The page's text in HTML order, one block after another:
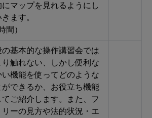
にマップを見れるようにし
ます。
間）
の基本的な操作講習会では
り触れない、しかし便利な
い機能を使ってどのような
ができるか、お役立ち機能
てご紹介します。また、フ
リーの見方や法的状況・エ